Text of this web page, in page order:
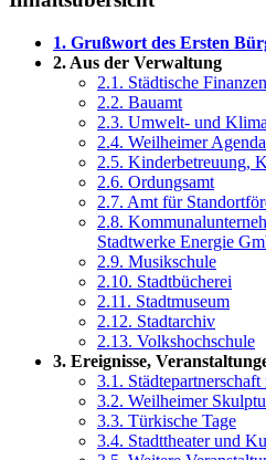
1. Grußwort des Ersten
2. Aus der Verwaltung
2.1. Städtische Finanzen
2.2. Bauamt
2.3. Umwelt- und
2.4. Weilheimer
2.5. Kinderbetreuung,
2.6. Ordungsamt
2.7. Amt für
2.8.
Stadtwerke Energie
2.9. Musikschule
2.10. Stadtbücherei
2.11. Stadtmuseum
2.12. Stadtarchiv
2.13. Volkshochschule
3. Ereignisse,
3.1.
3.2. Weilheimer
3.3. Türkische Tage
3.4. Stadttheater und